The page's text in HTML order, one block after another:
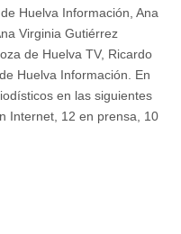
Huelva Información, Ana
Virginia Gutiérrez
de Huelva TV, Ricardo
Huelva Información. En
en las siguientes
Internet, 12 en prensa, 10